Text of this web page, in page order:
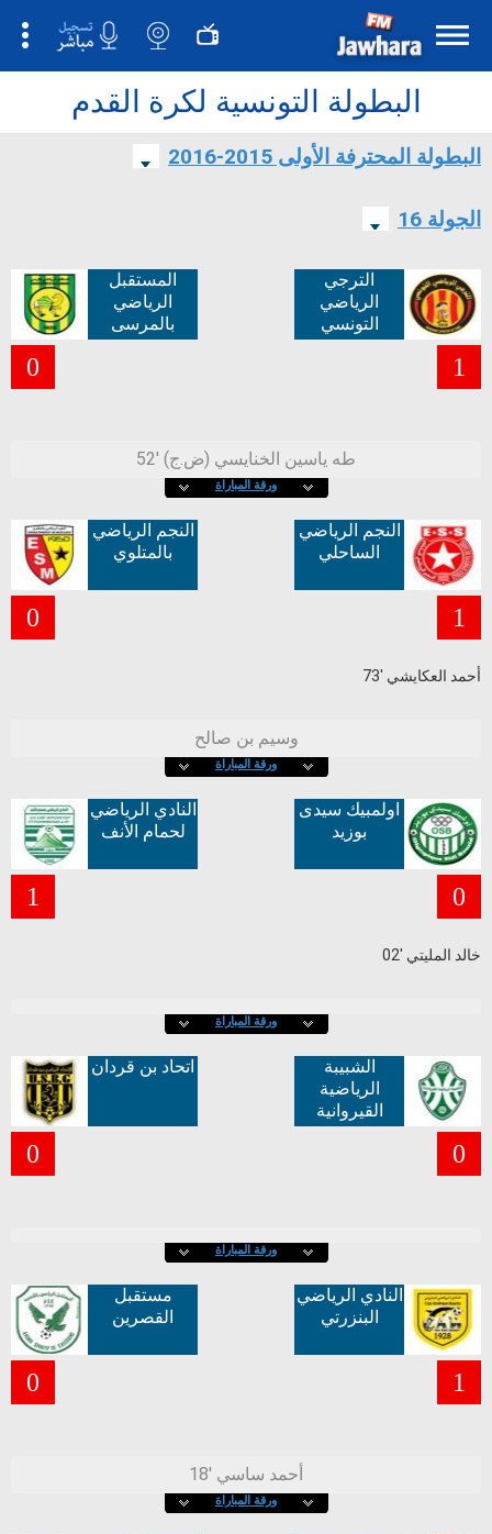
البطولة التونسية لكرة القدم
البطولة المحترفة الأولى 2015-2016
الجولة 16
الترجي
الرياضي
التونسي
1
المستقبل
الرياضي
بالمرسى
0
52' طه ياسين الخنايسي (ض.ج)
ورقة المباراة
النجم الرياضي
الساحلي
1
73' أحمد العكايشي
النجم الرياضي
بالمتلوي
0
وسيم بن صالح
ورقة المباراة
اولمبيك سيدى
بوزيد
0
02' خالد المليتي
النادي الرياضي
لحمام الأنف
1
ورقة المباراة
الشبيبة
الرياضية
القيروانية
0
اتحاد بن قردان
0
ورقة المباراة
النادي الرياضي
البنزرتي
1
مستقبل
القصرين
0
18' أحمد ساسي
ورقة المباراة